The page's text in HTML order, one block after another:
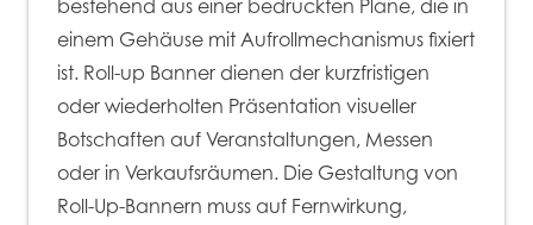
bestehend aus einer bedruckten Plane, die in
einem Gehäuse mit Aufrollmechanismus fixiert
ist. Roll-up Banner dienen der kurzfristigen
oder wiederholten Präsentation visueller
Botschaften auf Veranstaltungen, Messen
oder in Verkaufsräumen. Die Gestaltung von
Roll-Up-Bannern muss auf Fernwirkung,